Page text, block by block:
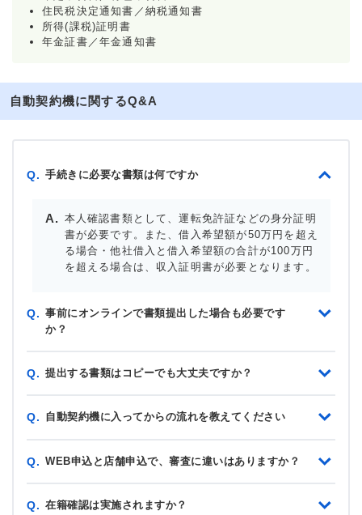
住民税決定通知書／納税通知書
所得(課税)証明書
年金証書／年金通知書
自動契約機に関するQ&A
Q. 手続きに必要な書類は何ですか
本人確認書類として、運転免許証などの身分証明
書が必要です。また、借入希望額が50万円を超え
る場合・他社借入と借入希望額の合計が100万円
を超える場合は、収入証明書が必要となります。
Q. 事前にオンラインで書類提出した場合も必要です
か？
Q. 提出する書類はコピーでも大丈夫ですか？
Q. 自動契約機に入ってからの流れを教えてください
Q. WEB申込と店舗申込で、審査に違いはありますか？
Q. 在籍確認は実施されますか？